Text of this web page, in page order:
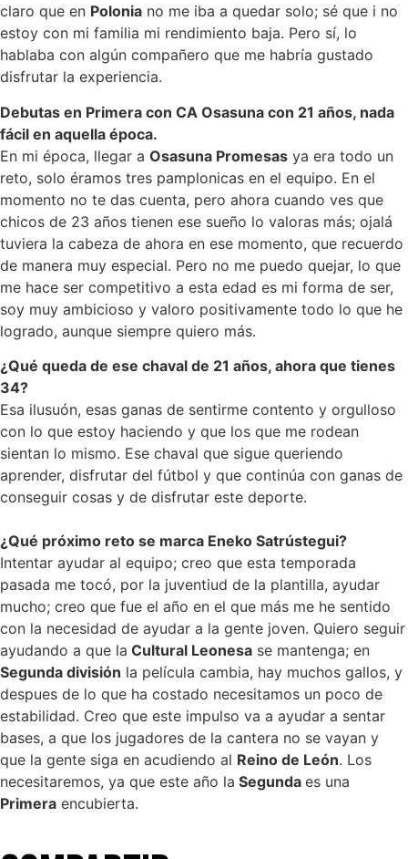
claro que en Polonia no me iba a quedar solo; sé que i no
estoy con mi familia mi rendimiento baja. Pero sí, lo
hablaba con algún compañero que me habría gustado
disfrutar la experiencia.
Debutas en Primera con CA Osasuna con 21 años, nada
fácil en aquella época.
En mi época, llegar a Osasuna Promesas ya era todo un
reto, solo éramos tres pamplonicas en el equipo. En el
momento no te das cuenta, pero ahora cuando ves que
chicos de 23 años tienen ese sueño lo valoras más; ojalá
tuviera la cabeza de ahora en ese momento, que recuerdo
de manera muy especial. Pero no me puedo quejar, lo que
me hace ser competitivo a esta edad es mi forma de ser,
soy muy ambicioso y valoro positivamente todo lo que he
logrado, aunque siempre quiero más.
¿Qué queda de ese chaval de 21 años, ahora que tienes
34?
Esa ilusuón, esas ganas de sentirme contento y orgulloso
con lo que estoy haciendo y que los que me rodean
sientan lo mismo. Ese chaval que sigue queriendo
aprender, disfrutar del fútbol y que continúa con ganas de
conseguir cosas y de disfrutar este deporte.
¿Qué próximo reto se marca Eneko Satrústegui?
Intentar ayudar al equipo; creo que esta temporada
pasada me tocó, por la juventiud de la plantilla, ayudar
mucho; creo que fue el año en el que más me he sentido
con la necesidad de ayudar a la gente joven. Quiero seguir
ayudando a que la Cultural Leonesa se mantenga; en
Segunda división la película cambia, hay muchos gallos, y
despues de lo que ha costado necesitamos un poco de
estabilidad. Creo que este impulso va a ayudar a sentar
bases, a que los jugadores de la cantera no se vayan y
que la gente siga en acudiendo al Reino de León. Los
necesitaremos, ya que este año la Segunda es una
Primera encubierta.